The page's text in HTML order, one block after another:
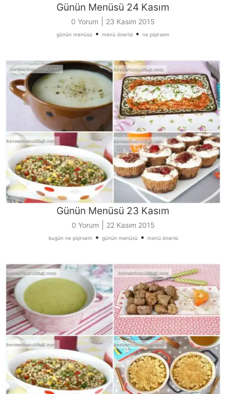
Günün Menüsü 24 Kasım
0 Yorum 23 Kasım 2015
günün menüsü • menü önerisi • ne pişirsem
Günün Menüsü 23 Kasım
0 Yorum 22 Kasım 2015
bugün ne pişirsem • günün menüsü • menü önerisi